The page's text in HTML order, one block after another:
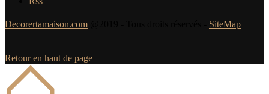
Decorertamaison.com SiteMap
Retour en haut de page